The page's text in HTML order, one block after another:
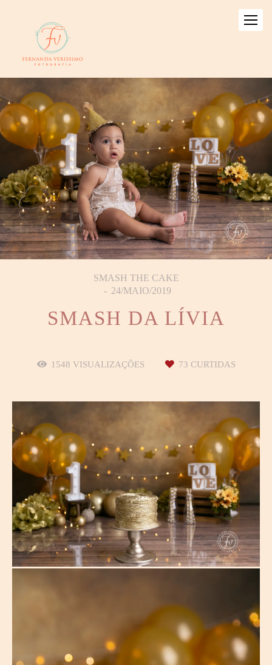
SMASH THE CAKE
24/MAIO/2019
SMASH DA LÍVIA
1548 VISUALIZAÇÕES 73 CURTIDAS